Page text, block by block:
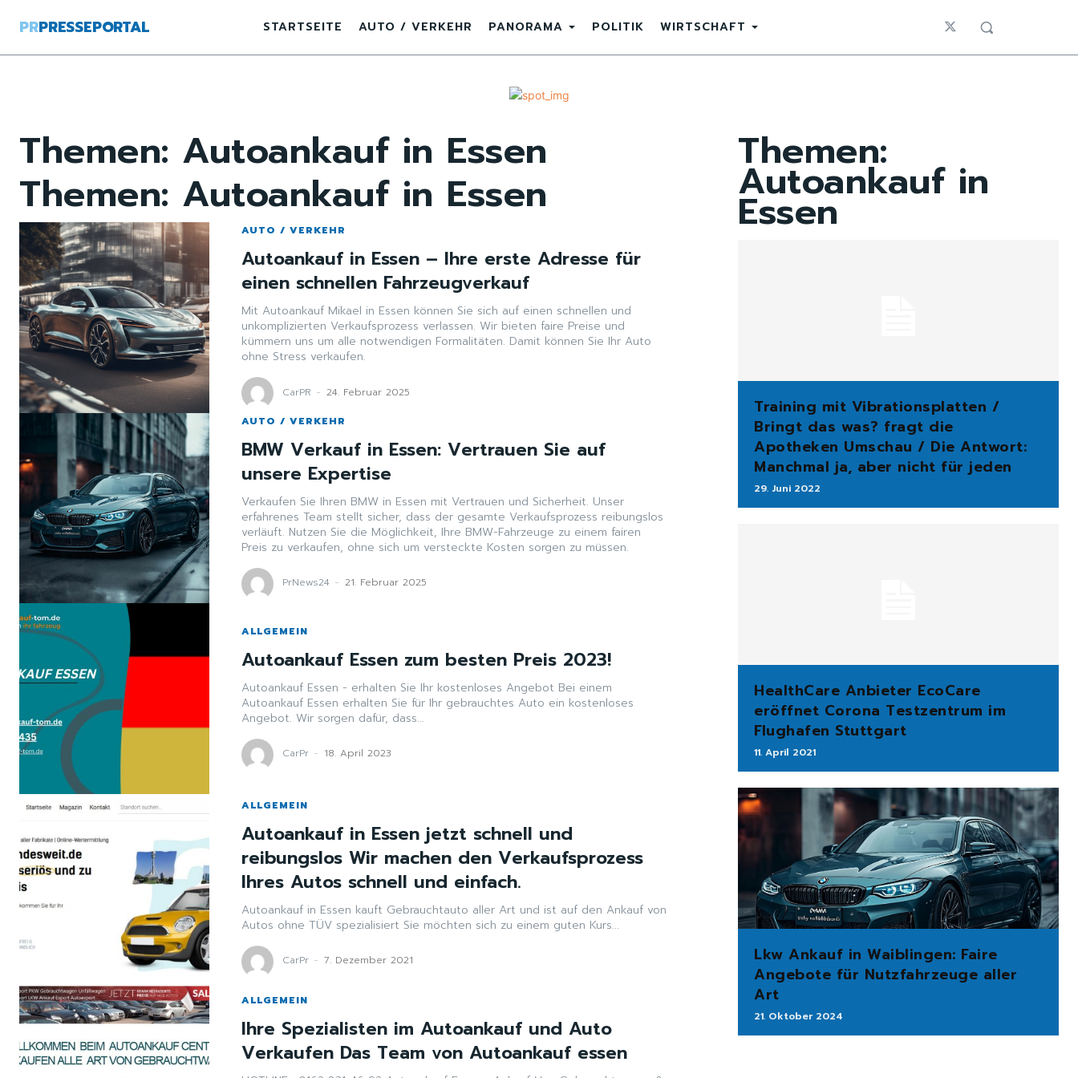
PRPRESSEPORTAL STARTSEITE AUTO / VERKEHR PANORAMA POLITIK WIRTSCHAFT
Themen: Autoankauf in Essen
Themen: Autoankauf in Essen
AUTO / VERKEHR
Autoankauf in Essen – Ihre erste Adresse für
einen schnellen Fahrzeugverkauf
Mit Autoankauf Mikael in Essen können Sie sich auf einen schnellen und
unkomplizierten Verkaufsprozess verlassen. Wir bieten faire Preise und
kümmern uns um alle notwendigen Formalitäten. Damit können Sie Ihr Auto
ohne Stress verkaufen.
CarPR - 24. Februar 2025
AUTO / VERKEHR
BMW Verkauf in Essen: Vertrauen Sie auf
unsere Expertise
Verkaufen Sie Ihren BMW in Essen mit Vertrauen und Sicherheit. Unser
erfahrenes Team stellt sicher, dass der gesamte Verkaufsprozess reibungslos
verläuft. Nutzen Sie die Möglichkeit, Ihre BMW-Fahrzeuge zu einem fairen
Preis zu verkaufen, ohne sich um versteckte Kosten sorgen zu müssen.
PrNews24 - 21. Februar 2025
ALLGEMEIN
Autoankauf Essen zum besten Preis 2023!
Autoankauf Essen - erhalten Sie Ihr kostenloses Angebot Bei einem
Autoankauf Essen erhalten Sie für Ihr gebrauchtes Auto ein kostenloses
Angebot. Wir sorgen dafür, dass...
CarPr - 18. April 2023
ALLGEMEIN
Autoankauf in Essen jetzt schnell und
reibungslos Wir machen den Verkaufsprozess
Ihres Autos schnell und einfach.
Autoankauf in Essen kauft Gebrauchtauto aller Art und ist auf den Ankauf von
Autos ohne TÜV spezialisiert Sie möchten sich zu einem guten Kurs...
CarPr - 7. Dezember 2021
ALLGEMEIN
Ihre Spezialisten im Autoankauf und Auto
Verkaufen Das Team von Autoankauf essen
Themen:
Autoankauf in
Essen
Training mit Vibrationsplatten /
Bringt das was? fragt die
Apotheken Umschau / Die Antwort:
Manchmal ja, aber nicht für jeden
29. Juni 2022
HealthCare Anbieter EcoCare
eröffnet Corona Testzentrum im
Flughafen Stuttgart
11. April 2021
Lkw Ankauf in Waiblingen: Faire
Angebote für Nutzfahrzeuge aller
Art
21. Oktober 2024